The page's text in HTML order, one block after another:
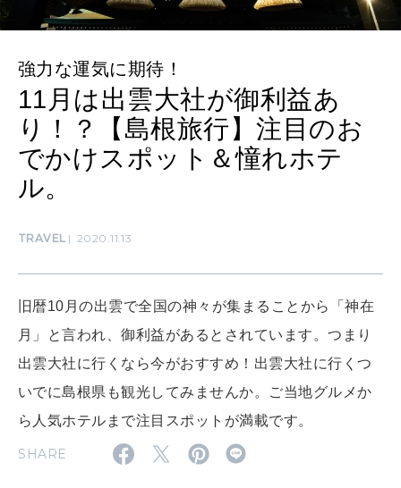
MAMA
SUSTAINABLE
わたしができること
WORK&MONEY
MAGAZINE
2026年9月号「北海道 おいしく遊ぶ、夏のご褒美旅。」
2026年8月号『お茶の時間です。』
強力な運気に期待！
11月は出雲大社が御利益あ
り！？【島根旅行】注目のお
でかけスポット＆憧れホテ
ル。
TRAVEL 2020.11.13
旧暦10月の出雲で全国の神々が集まることから「神在
月」と言われ、御利益があるとされています。つまり
出雲大社に行くなら今がおすすめ！出雲大社に行くつ
いでに島根県も観光してみませんか。ご当地グルメか
ら人気ホテルまで注目スポットが満載です。
SHARE